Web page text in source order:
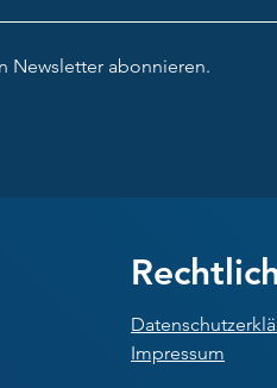
Newsletter abonnieren.
Impressum